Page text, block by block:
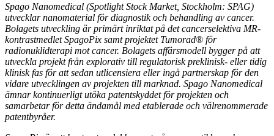
Spago Nanomedical (Spotlight Stock Market, Stockholm: SPAG)
utvecklar nanomaterial för diagnostik och behandling av cancer.
Bolagets utveckling är primärt inriktat på det cancerselektiva MR-
kontrastmedlet SpagoPix samt projektet Tumorad® för
radionuklidterapi mot cancer. Bolagets affärsmodell bygger på att
utveckla projekt från explorativ till regulatorisk preklinisk- eller tidig
klinisk fas för att sedan utlicensiera eller ingå partnerskap för den
vidare utvecklingen av projekten till marknad. Spago Nanomedical
ämnar kontinuerligt utöka patentskyddet för projekten och
samarbetar för detta ändamål med etablerade och välrenommerade
patentbyråer.